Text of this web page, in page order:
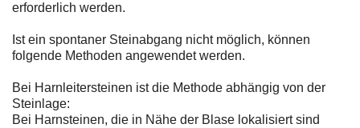
erforderlich werden.
Ist ein spontaner Steinabgang nicht möglich, können
folgende Methoden angewendet werden.
Bei Harnleitersteinen ist die Methode abhängig von der
Steinlage:
Bei Harnsteinen, die in Nähe der Blase lokalisiert sind